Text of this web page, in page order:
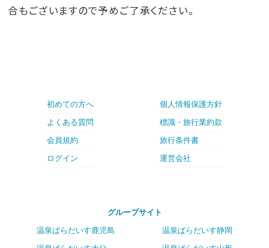
合もございますので予めご了承ください。
初めての方へ
よくある質問
会員規約
ログイン
個人情報保護方針
標識・旅行業約款
旅行条件書
運営会社
グループサイト
温泉ぱらだいす鹿児島
温泉ぱらだいす静岡